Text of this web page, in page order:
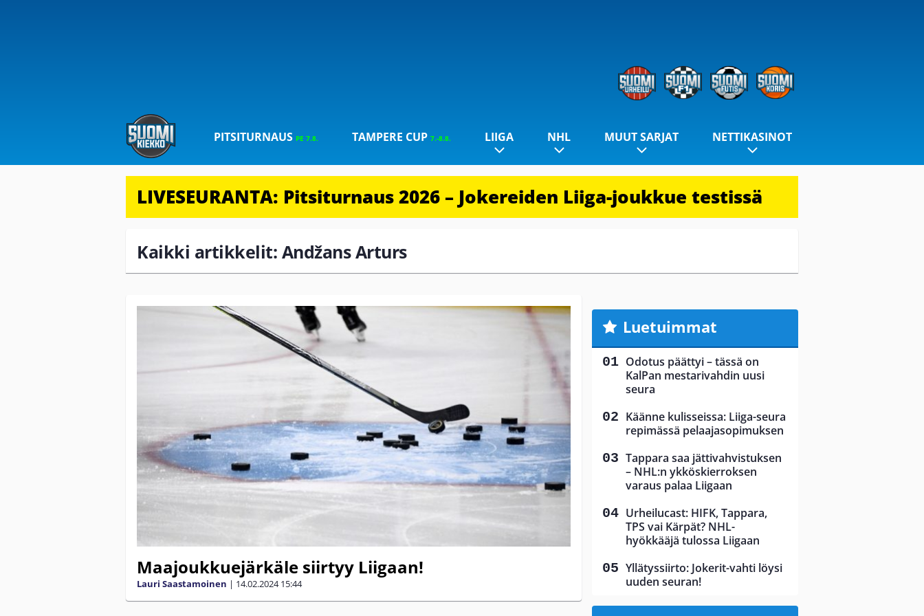
PITSITURNAUS PE 7.8. TAMPERE CUP 7.-8.8. LIIGA NHL MUUT SARJAT NETTIKASINOT
LIVESEURANTA: Pitsiturnaus 2026 – Jokereiden Liiga-joukkue testissä
Kaikki artikkelit: Andžans Arturs
Maajoukkuejärkäle siirtyy Liigaan!
Lauri Saastamoinen | 14.02.2024 15:44
Luetuimmat
Odotus päättyi – tässä on
KalPan mestarivahdin uusi
seura
Käänne kulisseissa: Liiga-seura
repimässä pelaajasopimuksen
Tappara saa jättivahvistuksen
– NHL:n ykköskierroksen
varaus palaa Liigaan
Urheilucast: HIFK, Tappara,
TPS vai Kärpät? NHL-
hyökkääjä tulossa Liigaan
Yllätyssiirto: Jokerit-vahti löysi
uuden seuran!